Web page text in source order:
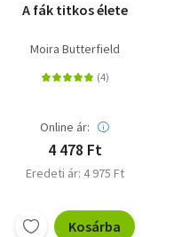
A fák titkos élete
Moira Butterfield
Online ár:
4 478 Ft
Eredeti ár: 4 975 Ft
Kosárba